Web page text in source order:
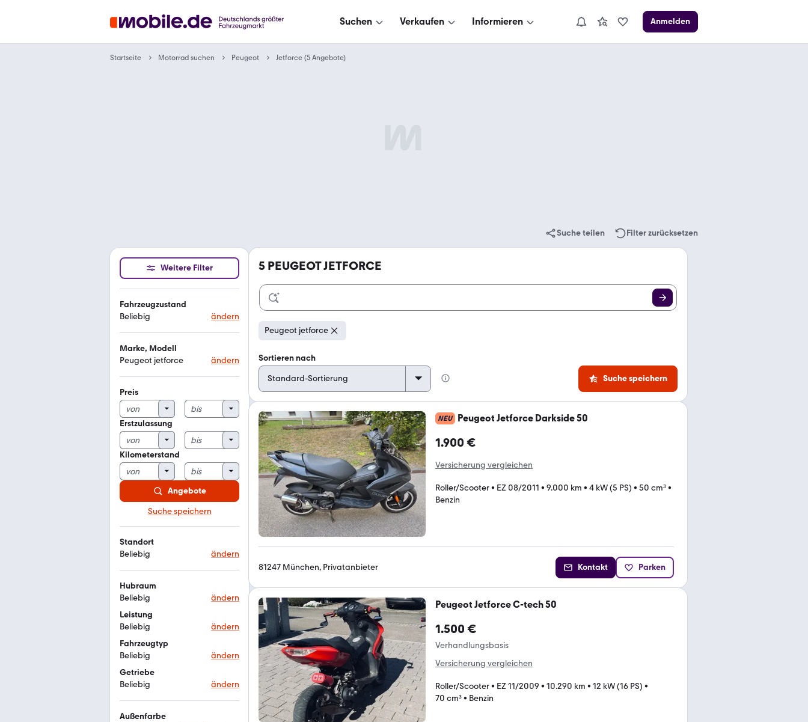
Suchen Verkaufen Informieren Anmelden
Startseite Motorrad suchen Peugeot Jetforce (5 Angebote)
Suche teilen Filter zurücksetzen
Weitere Filter
Fahrzeugzustand
Beliebig
ändern
Marke, Modell
Peugeot jetforce
ändern
Preis
Erstzulassung
Kilometerstand
Angebote
Suche speichern
Standort
Beliebig
ändern
Hubraum
Beliebig
ändern
Leistung
Beliebig
ändern
Fahrzeugtyp
Beliebig
ändern
Getriebe
Beliebig
ändern
Außenfarbe
5 PEUGEOT JETFORCE
Peugeot jetforce
Sortieren nach
Suche speichern
NEU Peugeot Jetforce Darkside 50
1.900 €
Versicherung vergleichen
Roller/Scooter• EZ 08/2011 • 9.000 km • 4 kW (5 PS) • 50 cm³•
Benzin
81247 München, Privatanbieter Kontakt Parken
Peugeot Jetforce C-tech 50
1.500 €
Verhandlungsbasis
Versicherung vergleichen
Roller/Scooter• EZ 11/2009 • 10.290 km • 12 kW (16 PS) •
70 cm³• Benzin